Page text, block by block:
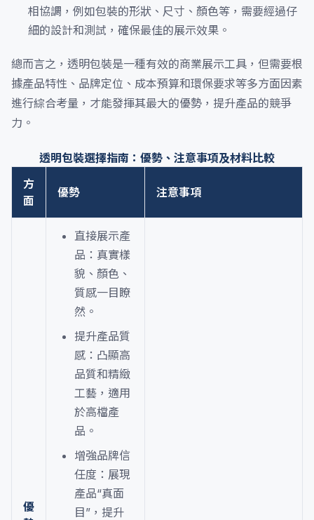
相協調，例如包裝的形狀、尺寸、顏色等，需要經過仔
細的設計和測試，確保最佳的展示效果。
總而言之，透明包裝是一種有效的商業展示工具，但需要根
據產品特性、品牌定位、成本預算和環保要求等多方面因素
進行綜合考量，才能發揮其最大的優勢，提升產品的競爭
力。
透明包裝選擇指南：優勢、注意事項及材料比較
方
面
優勢 注意事項
優
直接展示產
品：真實樣
貌、顏色、
質感一目瞭
然。
提升產品質
感：凸顯高
品質和精緻
工藝，適用
於高檔產
品。
增強品牌信
任度：展現
產品“真面
目”，提升